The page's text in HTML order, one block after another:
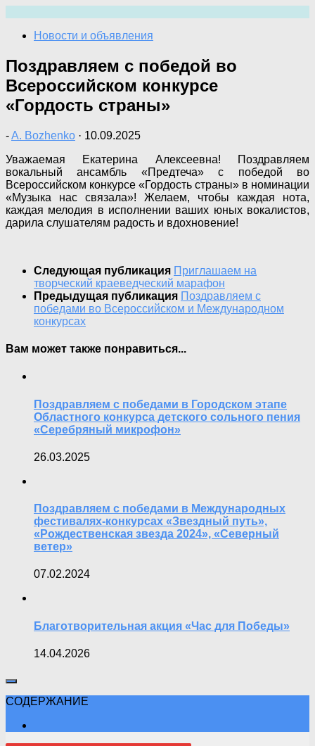
содержимому
Новости и объявления
Поздравляем с победой во
Всероссийском конкурсе
«Гордость страны»
-A. Bozhenko · 10.09.2025
Уважаемая Екатерина Алексеевна! Поздравляем
вокальный ансамбль «Предтеча» с победой во
Всероссийском конкурсе «Гордость страны» в номинации
«Музыка нас связала»! Желаем, чтобы каждая нота,
каждая мелодия в исполнении ваших юных вокалистов,
дарила слушателям радость и вдохновение!
Следующая публикация Приглашаем на
творческий краеведческий марафон
Предыдущая публикация Поздравляем с
победами во Всероссийском и Международном
конкурсах
Вам может также понравиться...
Поздравляем с победами в Городском этапе
Областного конкурса детского сольного пения
«Серебряный микрофон»
26.03.2025
Поздравляем с победами в Международных
фестивалях-конкурсах «Звездный путь»,
«Рождественская звезда 2024», «Северный
ветер»
07.02.2024
Благотворительная акция «Час для Победы»
14.04.2026
СОДЕРЖАНИЕ